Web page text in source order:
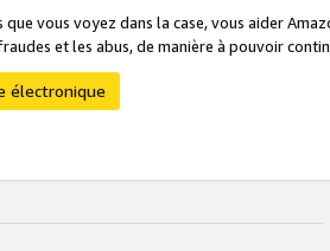
que vous voyez dans la case, vous aider
et les abus, de manière à pouvoir
électronique